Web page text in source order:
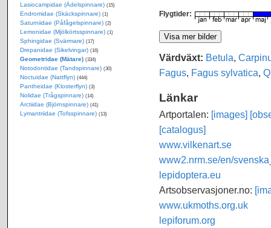
Flygtider:
Värdväxt: Betula,
Fagus, Fagus sylvatica,
Länkar
Artportalen: [images]
[catalogus]
www.vilkenart.se
www2.nrm.se/en/
lepidoptera.eu
Artsobservasjoner.no:
www.ukmoths.org.uk
lepiforum.org
Lasiocampidae (Ädelspinnare) (15)
Endromidae (Skäckspinnare) (1)
Saturniidae (Påfågelspinnare) (2)
Lemonidae (Mjölkörtsspinnare) (1)
Sphingidae (Svärmare) (17)
Drepanidae (Sikelvingar) (16)
Geometridae (Mätare) (334)
Notodontidae (Tandspinnare) (30)
Noctuidae (Nattflyn) (444)
Pantheidae (Klosterflyn) (3)
Nolidae (Trågspinnare) (14)
Arctiidae (Björnspinnare) (41)
Lymantriidae (Tofsspinnare) (13)